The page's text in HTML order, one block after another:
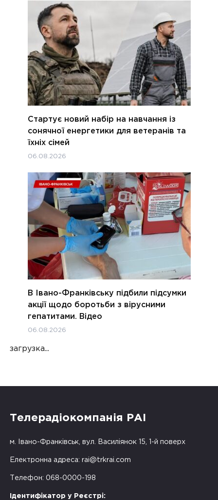
Стартує новий набір на навчання із
сонячної енергетики для ветеранів та
їхніх сімей
06.08.2026
В Івано-Франківську підбили підсумки
акції щодо боротьби з вірусними
гепатитами. Відео
06.08.2026
загрузка...
Телерадіокомпанія РАІ
м. Івано-Франківськ, вул. Василіянок 15, 1-й поверх
Електронна адреса: rai@trkrai.com
Телефон: 068-0000-198
Ідентифікатор у Реєстрі: